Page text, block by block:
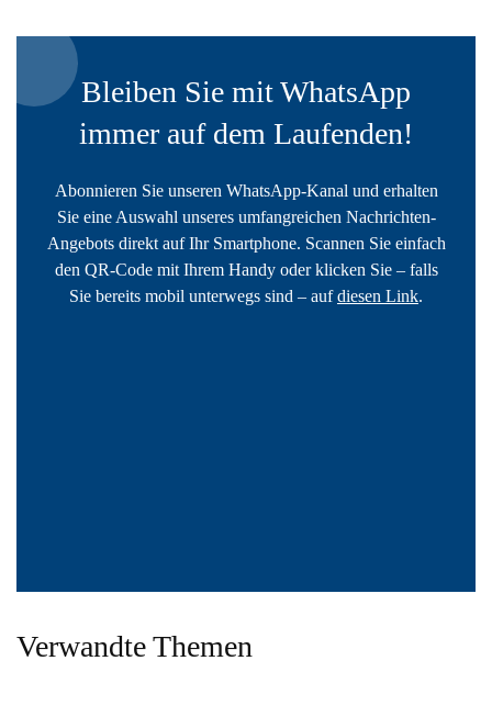
Bleiben Sie mit WhatsApp
immer auf dem Laufenden!
Abonnieren Sie unseren WhatsApp-Kanal und erhalten
Sie eine Auswahl unseres umfangreichen Nachrichten-
Angebots direkt auf Ihr Smartphone. Scannen Sie einfach
den QR-Code mit Ihrem Handy oder klicken Sie – falls
Sie bereits mobil unterwegs sind – aufdiesen Link.
Verwandte Themen